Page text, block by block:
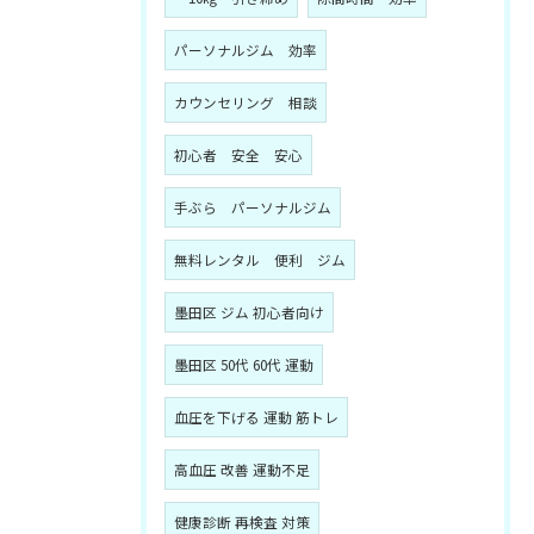
パーソナルジム 効率
カウンセリング 相談
初心者 安全 安心
手ぶら パーソナルジム
無料レンタル 便利 ジム
墨田区 ジム 初心者向け
墨田区 50代 60代 運動
血圧を下げる 運動 筋トレ
高血圧 改善 運動不足
健康診断 再検査 対策